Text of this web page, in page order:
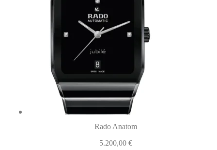
Rado Anatom
5.200,00 €